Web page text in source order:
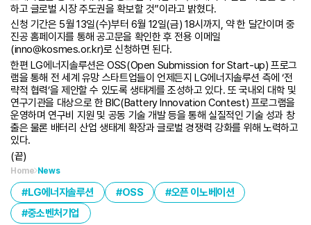
하고 글로벌 시장 주도권을 확보할 것”이라고 밝혔다.
신청 기간은 5월 13일(수)부터 6월 12일(금) 18시까지, 약 한 달간이며 중
진공 홈페이지를 통해 공고문을 확인한 후 전용 이메일
(inno@kosmes.or.kr)로 신청하면 된다.
한편 LG에너지솔루션은 OSS(Open Submission for Start-up) 프로그
램을 통해 전 세계 유망 스타트업들이 언제든지 LG에너지솔루션 측에 ‘전
략적 협력’을 제안할 수 있도록 생태계를 조성하고 있다. 또 국내외 대학 및
연구기관을 대상으로 한 BIC(Battery Innovation Contest) 프로그램을
운영하며 연구비 지원 및 공동 기술 개발 등을 통해 실질적인 기술 성과 창
출은 물론 배터리 산업 생태계 확장과 글로벌 경쟁력 강화를 위해 노력하고
있다.
(끝)
Home News
LG에너지솔루션 OSS
오픈 이노베이션
중소벤처기업